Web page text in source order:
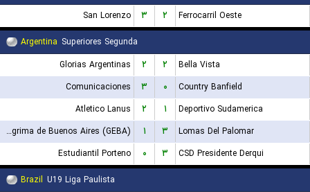
San Lorenzo
۳ ۲
Ferrocarril Oeste
Argentina Superiores Segunda
Glorias Argentinas
۲ ۲
Bella Vista
Comunicaciones
۳ ۰
Country Banfield
Atletico Lanus
۲ ۱
Deportivo Sudamerica
Gimnasia y Esgrima de Buenos Aires (GEBA)
۱ ۳
Lomas Del Palomar
Estudiantil Porteno
۰ ۳
CSD Presidente Derqui
Brazil U19 Liga Paulista